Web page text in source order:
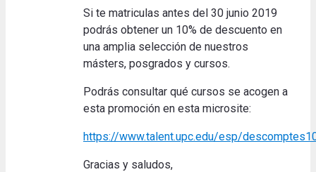
Si te matriculas antes del 30 junio 2019
podrás obtener un 10% de descuento en
una amplia selección de nuestros
másters, posgrados y cursos.
Podrás consultar qué cursos se acogen a
esta promoción en esta microsite:
https://www.talent.upc.edu/esp/
Gracias y saludos,